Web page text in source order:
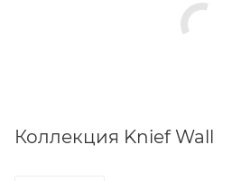
Коллекция Knief Wall